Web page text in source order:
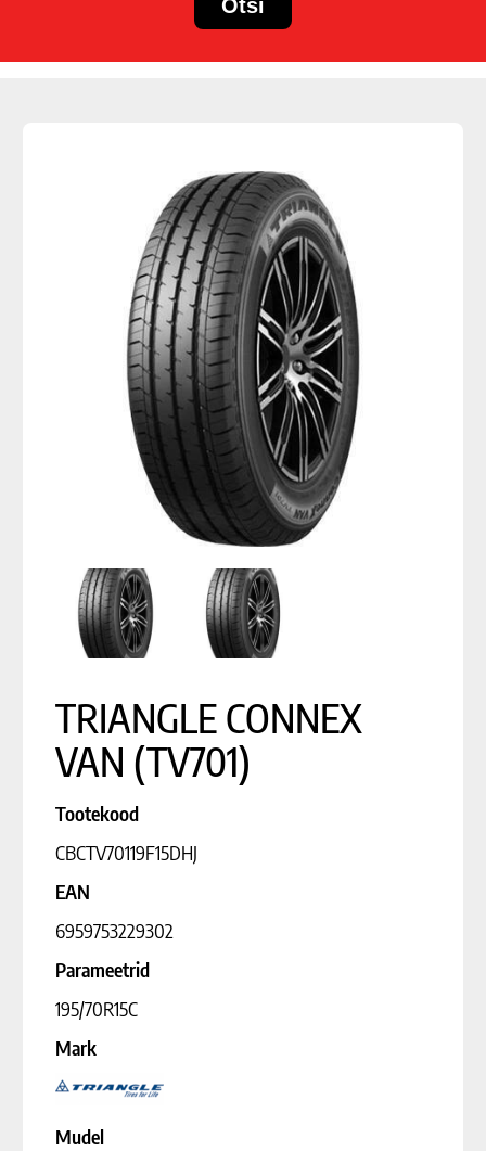
TRIANGLE CONNEX
VAN (TV701)
Tootekood
CBCTV70119F15DHJ
EAN
6959753229302
Parameetrid
195/70R15C
Mark
Mudel